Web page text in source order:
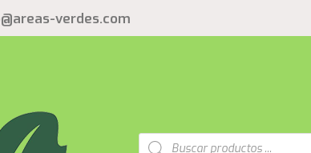
verdes.com
Búsqueda
de